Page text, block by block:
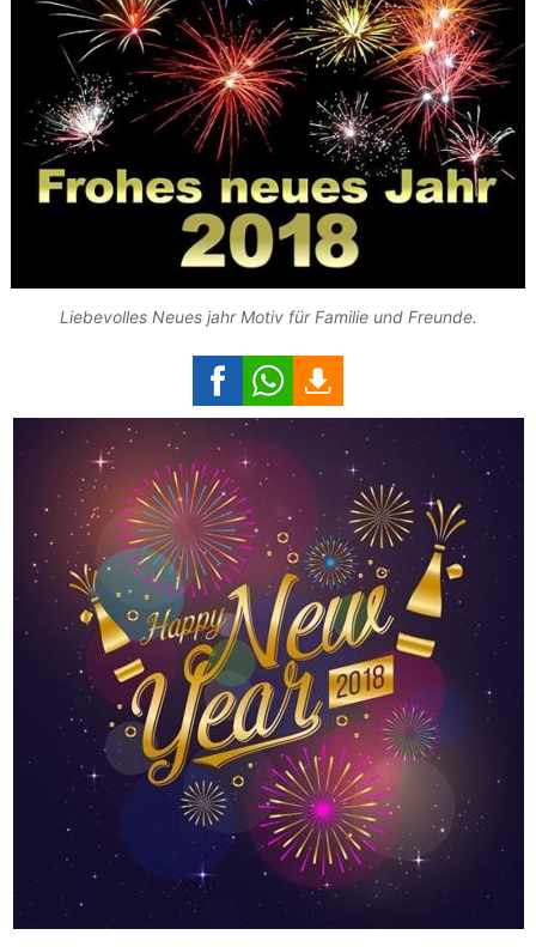
Liebevolles Neues jahr Motiv für Familie und Freunde.